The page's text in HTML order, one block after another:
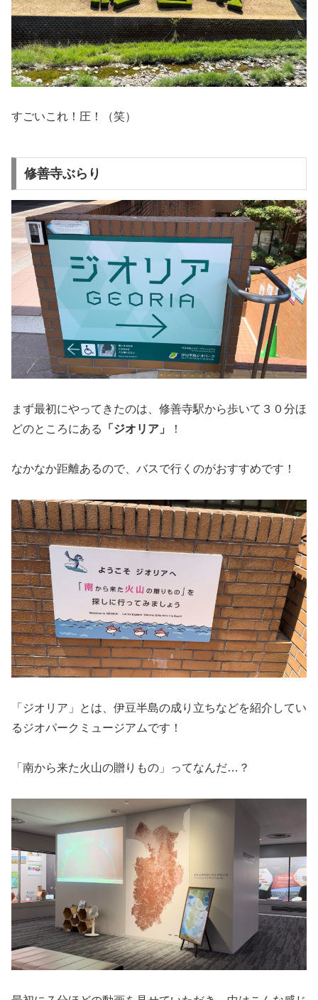
すごいこれ！圧！（笑）
修善寺ぶらり
まず最初にやってきたのは、修善寺駅から歩いて３０分ほ
どのところにある
「ジオリア」 ！
なかなか距離あるので、バスで行くのがおすすめです！
「ジオリア」とは、伊豆半島の成り立ちなどを紹介してい
るジオパークミュージアムです！
「南から来た火山の贈りもの」ってなんだ…？